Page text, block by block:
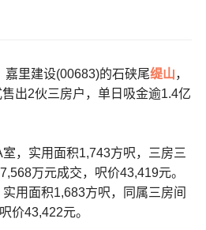
嘉里建设(00683)的石硖尾缇山，
出2伙三房户，单日吸金逾1.4亿
，实用面积1,743方呎，三房三
万元成交，呎价43,419元。
用面积1,683方呎，同属三房间
价43,422元。